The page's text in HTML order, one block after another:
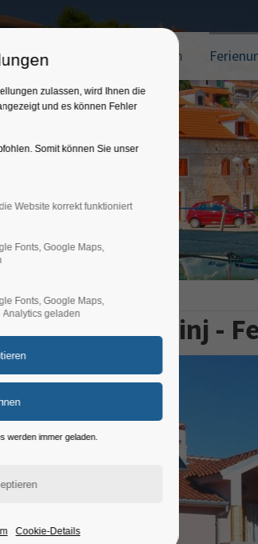
Gruppenprogramm
Insel Lošinj -
zulassen, wird Ihnen die
und es können Fehler
Somit können Sie unser
Website korrekt funktioniert
Fonts, Google Maps,
Fonts, Google Maps,
Analytics geladen
werden immer geladen.
Cookie-Details